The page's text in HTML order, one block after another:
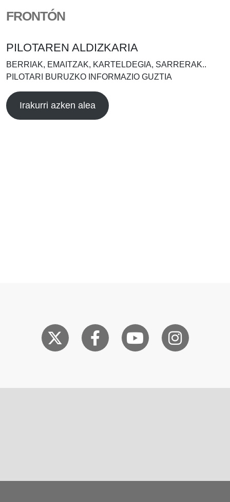
FRONTÓN
PILOTAREN ALDIZKARIA
BERRIAK, EMAITZAK, KARTELDEGIA, SARRERAK..
PILOTARI BURUZKO INFORMAZIO GUZTIA
Irakurri azken alea